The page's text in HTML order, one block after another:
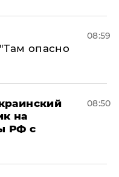
опасно
08:59
на
РФ с
08:50